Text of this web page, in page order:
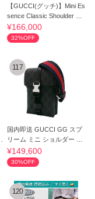
【GUCCI(グッチ)】Mini Es
sence Classic Shoulder Ba
g
¥166,000
32%OFF
117
国内即送 GUCCI GG スプ
リーム ミニ ショルダー 81
6954
¥149,600
30%OFF
120